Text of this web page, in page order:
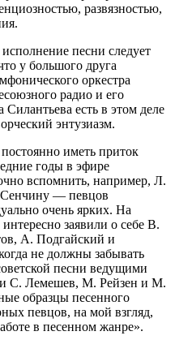
развязностью,
песни следует
у большого друга
оркестра
радио и его
есть в этом деле
энтузиазм.
иметь приток
годы в эфире
вспомнить, например, Л.
— певцов
очень ярких. На
заявили о себе В.
А. Подгайский и
не должны забывать
песни ведущими
С. Лемешев, М. Рейзен и М.
образцы песенного
певцов, на мой взгляд,
в песенном жанре».